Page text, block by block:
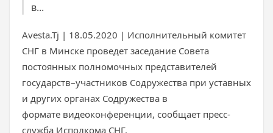
в...
Avesta.Tj | 18.05.2020 | Исполнительный комитет
СНГ в Минске проведет заседание Совета
постоянных полномочных представителей
государств–участников Содружества при уставных
и других органах Содружества в
формате видеоконференции, сообщает пресс-
служба Исполкома СНГ.